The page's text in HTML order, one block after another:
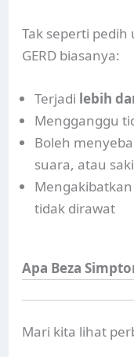
Tak seperti
GERD biasanya:
Terjadi lebih
Mengganggu
Boleh
suara, atau
tidak dirawat
Apa Beza
Mari kita lihat